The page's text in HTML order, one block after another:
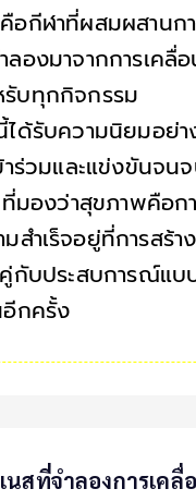
อกีฬาที่ผสมผสานก
องมาจากการเคลื่
บทุกกิจกรรม
ด้รับความนิยมอย่
าร่วมและแข่งขัน
มองว่าสุขภาพคือก
สำเร็จอยู่ที่การสร้
กับประสบการณ์แบ
กครั้ง
เนสที่จำลองการเ